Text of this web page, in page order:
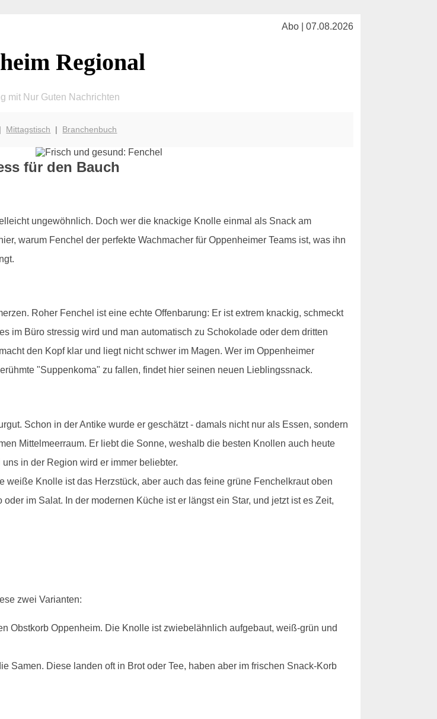
Abo | 07.08.2026
Regional
mit Nur Guten Nachrichten
Mittagstisch | Branchenbuch
für den Bauch
ungewöhnlich. Doch wer die knackige Knolle einmal als Snack am
warum Fenchel der perfekte Wachmacher für Oppenheimer Teams ist, was ihn
Roher Fenchel ist eine echte Offenbarung: Er ist extrem knackig, schmeckt
im Büro stressig wird und man automatisch zu Schokolade oder dem dritten
den Kopf klar und liegt nicht schwer im Magen. Wer im Oppenheimer
"Suppenkoma" zu fallen, findet hier seinen neuen Lieblingssnack.
Schon in der Antike wurde er geschätzt - damals nicht nur als Essen, sondern
Mittelmeerraum. Er liebt die Sonne, weshalb die besten Knollen auch heute
in der Region wird er immer beliebter.
weiße Knolle ist das Herzstück, aber auch das feine grüne Fenchelkraut oben
im Salat. In der modernen Küche ist er längst ein Star, und jetzt ist es Zeit,
zwei Varianten:
Obstkorb Oppenheim. Die Knolle ist zwiebelähnlich aufgebaut, weiß-grün und
Samen. Diese landen oft in Brot oder Tee, haben aber im frischen Snack-Korb